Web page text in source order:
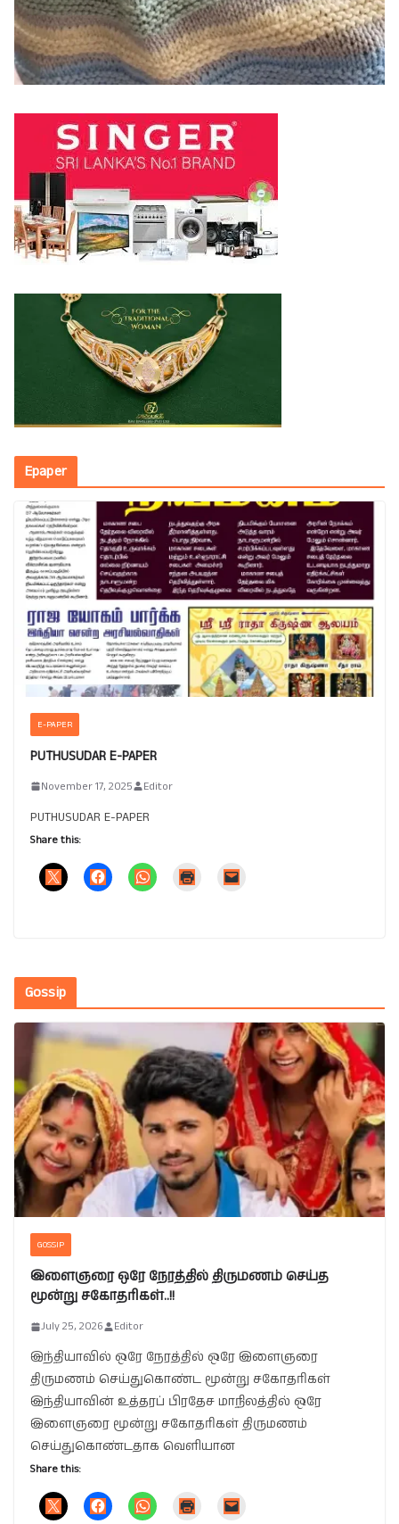
Epaper
E-PAPER
PUTHUSUDAR E-PAPER
November 17, 2025 Editor
PUTHUSUDAR E-PAPER
Share this:
Gossip
GOSSIP
இளைஞரை ஒரே நேரத்தில் திருமணம் செய்த
மூன்று சகோதரிகள்..!!
July 25, 2026 Editor
இந்தியாவில் ஒரே நேரத்தில் ஒரே இளைஞரை
திருமணம் செய்துகொண்ட மூன்று சகோதரிகள்
இந்தியாவின் உத்தரப் பிரதேச மாநிலத்தில் ஒரே
இளைஞரை மூன்று சகோதரிகள் திருமணம்
செய்துகொண்டதாக வெளியான
Share this: